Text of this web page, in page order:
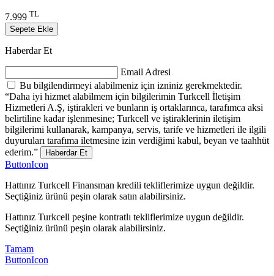
7.999 TL
Sepete Ekle
Haberdar Et
Email Adresi
Bu bilgilendirmeyi alabilmeniz için izniniz gerekmektedir.
“Daha iyi hizmet alabilmem için bilgilerimin Turkcell İletişim
Hizmetleri A.Ş, iştirakleri ve bunların iş ortaklarınca, tarafımca aksi
belirtiline kadar işlenmesine; Turkcell ve iştiraklerinin iletişim
bilgilerimi kullanarak, kampanya, servis, tarife ve hizmetleri ile ilgili
duyuruları tarafıma iletmesine izin verdiğimi kabul, beyan ve taahhüt
ederim.”
Haberdar Et
ButtonIcon
Hattınız Turkcell Finansman kredili tekliflerimize uygun değildir.
Seçtiğiniz ürünü peşin olarak satın alabilirsiniz.
Hattınız Turkcell peşine kontratlı tekliflerimize uygun değildir.
Seçtiğiniz ürünü peşin olarak alabilirsiniz.
Tamam
ButtonIcon